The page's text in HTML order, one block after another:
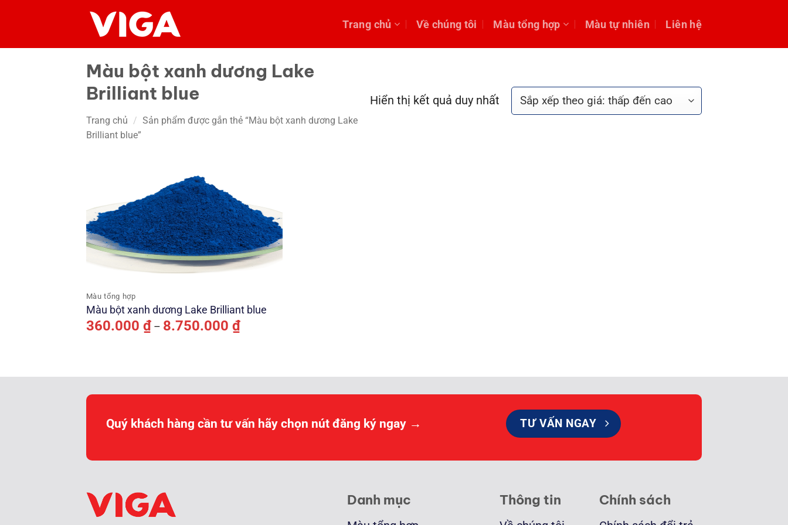
nội
Trang chủ Về chúng tôi Màu tổng hợp Màu tự nhiên Liên hệ
Màu bột xanh dương Lake
Brilliant blue
Trang chủ / Sản phẩm được gắn thẻ “Màu bột xanh dương Lake
Brilliant blue”
Hiển thị kết quả duy nhất
Màu tổng hợp
Màu bột xanh dương Lake Brilliant blue
360.000 ₫ – 8.750.000 ₫Khoảng
giá:
Quý khách hàng cần tư vấn hãy chọn nút đăng ký ngay → TƯ VẤN NGAY
Danh mục Thông tin Chính sách